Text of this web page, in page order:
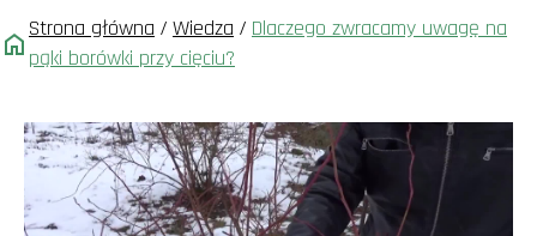
Strona główna / Wiedza / Dlaczego zwracamy uwagę na
pąki borówki przy cięciu?